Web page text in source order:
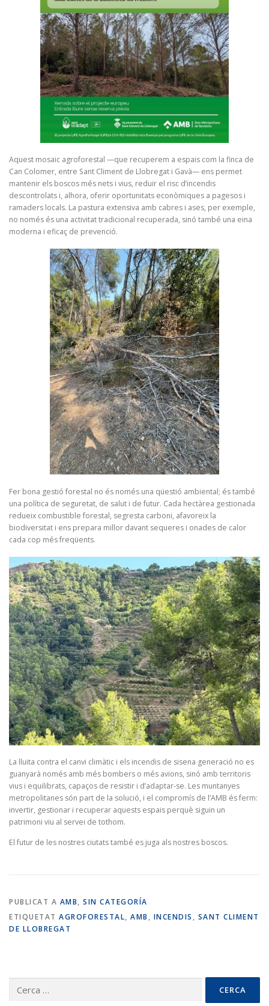
Aquest mosaic agroforestal —que recuperem a espais com la finca de
Can Colomer, entre Sant Climent de Llobregat i Gavà— ens permet
mantenir els boscos més nets i vius, reduir el risc d’incendis
descontrolats i, alhora, oferir oportunitats econòmiques a pagesos i
ramaders locals. La pastura extensiva amb cabres i ases, per exemple,
no només és una activitat tradicional recuperada, sinó també una eina
moderna i eficaç de prevenció.
Fer bona gestió forestal no és només una qüestió ambiental; és també
una política de seguretat, de salut i de futur. Cada hectàrea gestionada
redueix combustible forestal, segresta carboni, afavoreix la
biodiversitat i ens prepara millor davant sequeres i onades de calor
cada cop més freqüents.
La lluita contra el canvi climàtic i els incendis de sisena generació no es
guanyarà només amb més bombers o més avions, sinó amb territoris
vius i equilibrats, capaços de resistir i d’adaptar-se. Les muntanyes
metropolitanes són part de la solució, i el compromís de l’AMB és ferm:
invertir, gestionar i recuperar aquests espais perquè siguin un
patrimoni viu al servei de tothom.
El futur de les nostres ciutats també es juga als nostres boscos.
PUBLICAT A AMB, SIN CATEGORÍA
ETIQUETAT AGROFORESTAL, AMB , INCENDIS , SANT CLIMENT
DE LLOBREGAT